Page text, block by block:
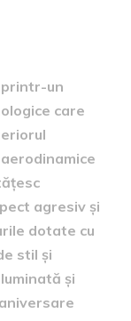
printr-un
care
agresiv și
dotate cu
stil și
și